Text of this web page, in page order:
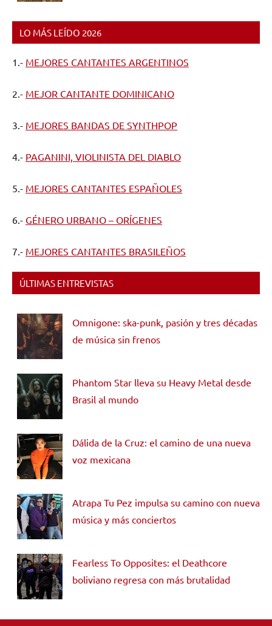
LO MÁS LEÍDO 2026
1.- MEJORES CANTANTES ARGENTINOS
2.- MEJOR CANTANTE DOMINICANO
3.- MEJORES BANDAS DE SYNTHPOP
4.- PAGANINI, VIOLINISTA DEL DIABLO
5.- MEJORES CANTANTES ESPAÑOLES
6.- GÉNERO URBANO – ORÍGENES
7.- MEJORES CANTANTES BRASILEÑOS
ÚLTIMAS ENTREVISTAS
Omnigone: ska-punk, pasión y tres décadas
de música sin frenos
Phantom Star lleva su Heavy Metal desde
Brasil al mundo
Dálida de la Cruz: el camino de una nueva
voz mexicana
Atrapa Tu Pez impulsa su camino con nueva
música y más conciertos
Fearless To Opposites: el Deathcore
boliviano regresa con más brutalidad